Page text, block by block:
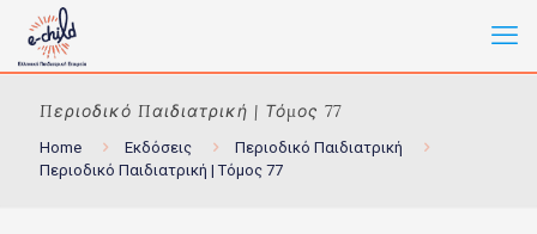
Περιοδικό Παιδιατρική | Τόμος 77
Home Εκδόσεις
Περιοδικό Παιδιατρική
Περιοδικό Παιδιατρική | Τόμος 77